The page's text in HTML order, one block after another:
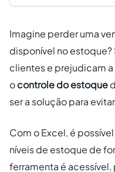
Imagine perder uma
disponível no
clientes e prejudicam a
ocontrole do estoque
ser a solução para
Com o Excel, é
níveis de estoque de
ferramenta é